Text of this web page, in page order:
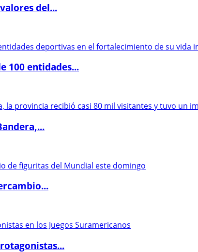
del...
100 entidades...